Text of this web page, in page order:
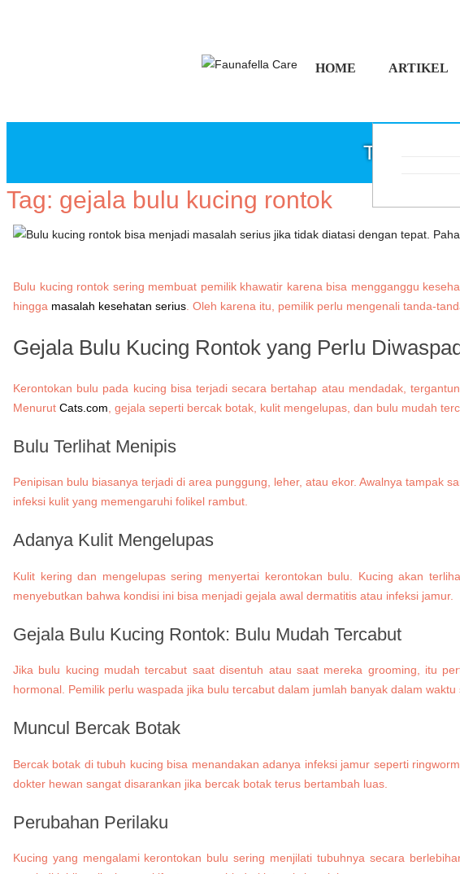
HOME ARTIKEL
TAG:
Tag: gejala bulu kucing rontok
Bulu kucing rontok sering membuat pemilik khawatir karena bisa mengganggu
hingga masalah kesehatan serius . Oleh karena itu, pemilik perlu mengenali tanda-
Gejala Bulu Kucing Rontok yang Perlu
Kerontokan bulu pada kucing bisa terjadi secara bertahap atau mendadak,
Menurut Cats.com , gejala seperti bercak botak, kulit mengelupas, dan bulu mudah
Bulu Terlihat Menipis
Penipisan bulu biasanya terjadi di area punggung, leher, atau ekor. Awalnya tampak
infeksi kulit yang memengaruhi folikel rambut.
Adanya Kulit Mengelupas
Kulit kering dan mengelupas sering menyertai kerontokan bulu. Kucing akan
menyebutkan bahwa kondisi ini bisa menjadi gejala awal dermatitis atau infeksi jamur.
Gejala Bulu Kucing Rontok: Bulu Mudah Tercabut
Jika bulu kucing mudah tercabut saat disentuh atau saat mereka grooming, itu
hormonal. Pemilik perlu waspada jika bulu tercabut dalam jumlah banyak dalam waktu
Muncul Bercak Botak
Bercak botak di tubuh kucing bisa menandakan adanya infeksi jamur seperti
dokter hewan sangat disarankan jika bercak botak terus bertambah luas.
Perubahan Perilaku
Kucing yang mengalami kerontokan bulu sering menjilati tubuhnya secara